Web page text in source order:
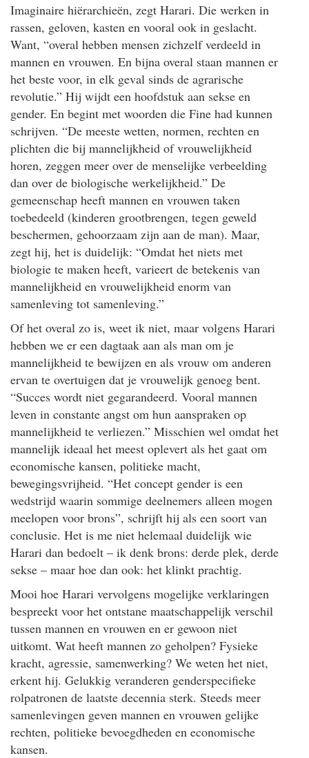
Imaginaire hiërarchieën, zegt Harari. Die werken in
rassen, geloven, kasten en vooral ook in geslacht.
Want, “overal hebben mensen zichzelf verdeeld in
mannen en vrouwen. En bijna overal staan mannen er
het beste voor, in elk geval sinds de agrarische
revolutie.” Hij wijdt een hoofdstuk aan sekse en
gender. En begint met woorden die Fine had kunnen
schrijven. “De meeste wetten, normen, rechten en
plichten die bij mannelijkheid of vrouwelijkheid
horen, zeggen meer over de menselijke verbeelding
dan over de biologische werkelijkheid.” De
gemeenschap heeft mannen en vrouwen taken
toebedeeld (kinderen grootbrengen, tegen geweld
beschermen, gehoorzaam zijn aan de man). Maar,
zegt hij, het is duidelijk: “Omdat het niets met
biologie te maken heeft, varieert de betekenis van
mannelijkheid en vrouwelijkheid enorm van
samenleving tot samenleving.”
Of het overal zo is, weet ik niet, maar volgens Harari
hebben we er een dagtaak aan als man om je
mannelijkheid te bewijzen en als vrouw om anderen
ervan te overtuigen dat je vrouwelijk genoeg bent.
“Succes wordt niet gegarandeerd. Vooral mannen
leven in constante angst om hun aanspraken op
mannelijkheid te verliezen.” Misschien wel omdat het
mannelijk ideaal het meest oplevert als het gaat om
economische kansen, politieke macht,
bewegingsvrijheid. “Het concept gender is een
wedstrijd waarin sommige deelnemers alleen mogen
meelopen voor brons”, schrijft hij als een soort van
conclusie. Het is me niet helemaal duidelijk wie
Harari dan bedoelt – ik denk brons: derde plek, derde
sekse – maar hoe dan ook: het klinkt prachtig.
Mooi hoe Harari vervolgens mogelijke verklaringen
bespreekt voor het ontstane maatschappelijk verschil
tussen mannen en vrouwen en er gewoon niet
uitkomt. Wat heeft mannen zo geholpen? Fysieke
kracht, agressie, samenwerking? We weten het niet,
erkent hij. Gelukkig veranderen genderspecifieke
rolpatronen de laatste decennia sterk. Steeds meer
samenlevingen geven mannen en vrouwen gelijke
rechten, politieke bevoegdheden en economische
kansen.